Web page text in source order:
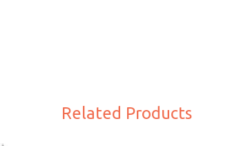
Related Products